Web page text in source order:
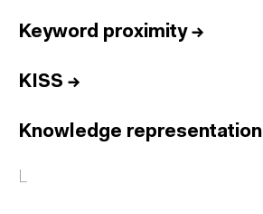
Keyword proximity→
KISS →
Knowledge representation
L